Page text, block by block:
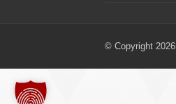
© Copyright 2026